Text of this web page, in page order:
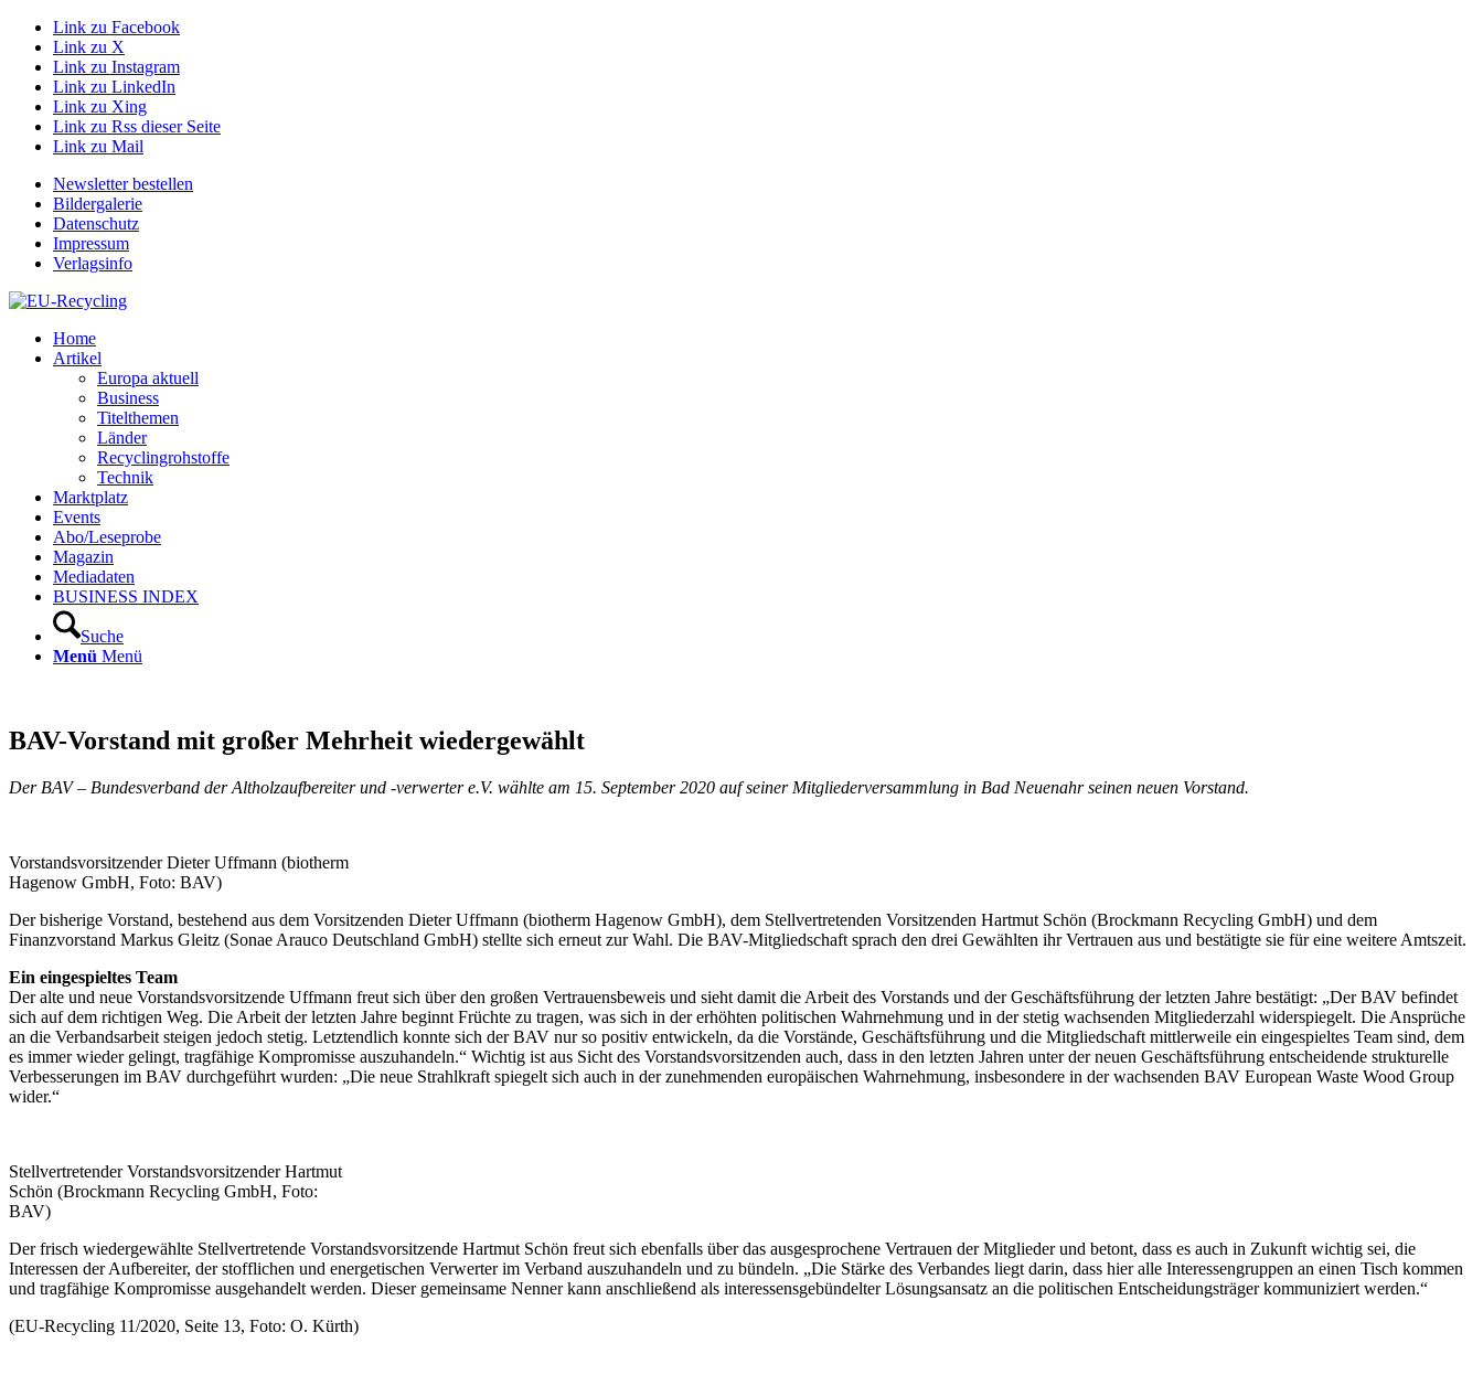
Link zu Facebook
Link zu X
Link zu Instagram
Link zu LinkedIn
Link zu Xing
Link zu Rss dieser Seite
Link zu Mail
Newsletter bestellen
Bildergalerie
Datenschutz
Impressum
Verlagsinfo
Home
Artikel
Europa aktuell
Business
Titelthemen
Länder
Recyclingrohstoffe
Technik
Marktplatz
Events
Abo/Leseprobe
Magazin
Mediadaten
BUSINESS INDEX
Suche
Menü Menü
BAV-Vorstand mit großer Mehrheit wiedergewählt
Der BAV – Bundesverband der Altholzaufbereiter und -verwerter e.V. wählte am 15. September 2020 auf seiner Mitgliederversammlung in Bad Neuenahr seinen neuen Vorstand.
Vorstandsvorsitzender Dieter Uffmann (biotherm
Hagenow GmbH, Foto: BAV)
Der bisherige Vorstand, bestehend aus dem Vorsitzenden Dieter Uffmann (biotherm Hagenow GmbH), dem Stellvertretenden Vorsitzenden Hartmut Schön (Brockmann Recycling GmbH) und dem
Finanzvorstand Markus Gleitz (Sonae Arauco Deutschland GmbH) stellte sich erneut zur Wahl. Die BAV-Mitgliedschaft sprach den drei Gewählten ihr Vertrauen aus und bestätigte sie für eine weitere Amtszeit.
Ein eingespieltes Team
Der alte und neue Vorstandsvorsitzende Uffmann freut sich über den großen Vertrauensbeweis und sieht damit die Arbeit des Vorstands und der Geschäftsführung der letzten Jahre bestätigt: „Der BAV befindet
sich auf dem richtigen Weg. Die Arbeit der letzten Jahre beginnt Früchte zu tragen, was sich in der erhöhten politischen Wahrnehmung und in der stetig wachsenden Mitgliederzahl widerspiegelt. Die Ansprüche
an die Verbandsarbeit steigen jedoch stetig. Letztendlich konnte sich der BAV nur so positiv entwickeln, da die Vorstände, Geschäftsführung und die Mitgliedschaft mittlerweile ein eingespieltes Team sind, dem
es immer wieder gelingt, tragfähige Kompromisse auszuhandeln.“ Wichtig ist aus Sicht des Vorstandsvorsitzenden auch, dass in den letzten Jahren unter der neuen Geschäftsführung entscheidende strukturelle
Verbesserungen im BAV durchgeführt wurden: „Die neue Strahlkraft spiegelt sich auch in der zunehmenden europä­ischen Wahrnehmung, insbesondere in der wachsenden BAV European Waste Wood Group
wider.“
Stellvertretender Vorstandsvorsitzender Hartmut
Schön (Brockmann Recycling GmbH, Foto:
BAV)
Der frisch wiedergewählte Stellvertretende Vorstandsvorsitzende Hartmut Schön freut sich ebenfalls über das ausgesprochene Vertrauen der Mitglieder und betont, dass es auch in Zukunft wichtig sei, die
Interessen der Aufbereiter, der stofflichen und energetischen Verwerter im Verband auszuhandeln und zu bündeln. „Die Stärke des Verbandes liegt darin, dass hier alle Interessengruppen an einen Tisch kommen
und tragfähige Kompromisse ausgehandelt werden. Dieser gemeinsame Nenner kann anschließend als interessensgebündelter Lösungsansatz an die politischen Entscheidungsträger kommuniziert werden.“
(EU-Recycling 11/2020, Seite 13, Foto: O. Kürth)